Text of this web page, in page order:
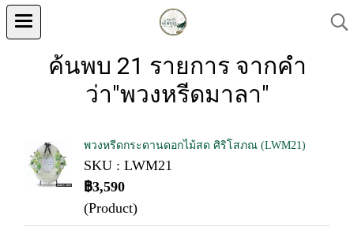
ค้นพบ 21 รายการ จากคำ
ว่า"พวงหรีดมาลา"
พวงหรีดกระดานดอกไม้สด ศิริโสภณ (LWM21)
SKU : LWM21
฿3,590
(Product)